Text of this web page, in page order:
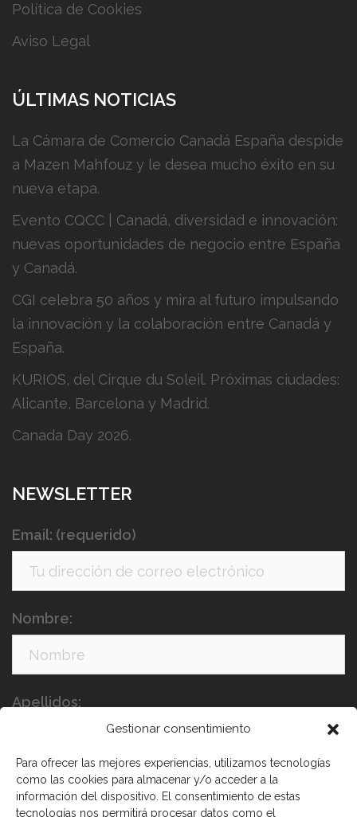
Gestionar consentimiento
Para ofrecer las mejores experiencias, utilizamos tecnologías
como las cookies para almacenar y/o acceder a la
información del dispositivo. El consentimiento de estas
tecnologías nos permitirá procesar datos como el
Política de Cookies
Aviso Legal
ÚLTIMAS NOTICIAS
La Cámara de Comercio Canadá España despide
a Mazen Mahfouz y le desea mucho éxito en su
nueva etapa.
Evento CQCC | Canadá, diversidad e innovación:
nuevas oportunidades de negocio entre España
y Canadá.
CGI celebra 50 años y mira al futuro impulsando
la innovación y la colaboración entre Canadá y
España.
KURIOS, del Cirque du Soleil. Próximas ciudades:
Alicante, Barcelona y Madrid.
Canada Day 2026.
NEWSLETTER
Email: (requerido)
Nombre:
Apellidos: